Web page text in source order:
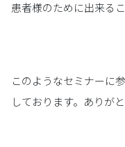
患者様のために出来る
このようなセミナーに
しております。ありが